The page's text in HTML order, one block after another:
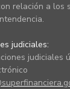
relación a los
judiciales:
judiciales